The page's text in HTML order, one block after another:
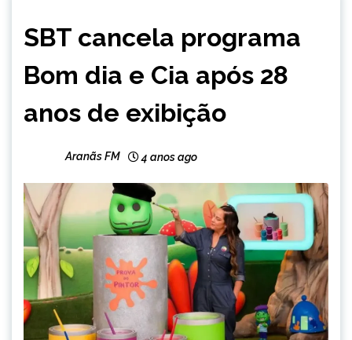
SBT cancela programa
Bom dia e Cia após 28
anos de exibição
Aranãs FM 4 anos ago